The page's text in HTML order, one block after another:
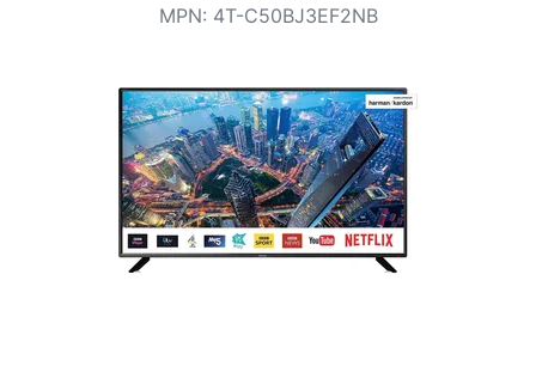
Conditions
Catégories
MPN: 4T-C50BJ3EF2NB